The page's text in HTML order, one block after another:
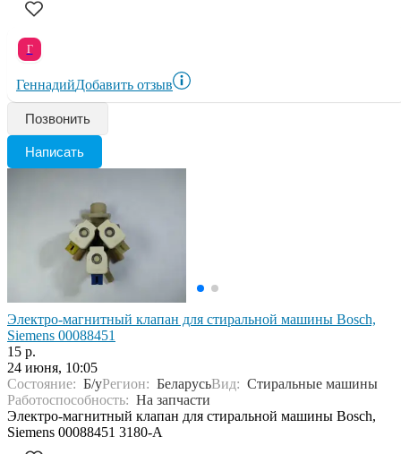
Г
ГеннадийДобавить отзыв
Позвонить
Написать
Электро-магнитный клапан для стиральной машины Bosch,
Siemens 00088451
15 р.
24 июня, 10:05
Состояние: Б/уРегион: БеларусьВид: Стиральные машины
Работоспособность: На запчасти
Электро-магнитный клапан для стиральной машины Bosch,
Siemens 00088451 3180-A